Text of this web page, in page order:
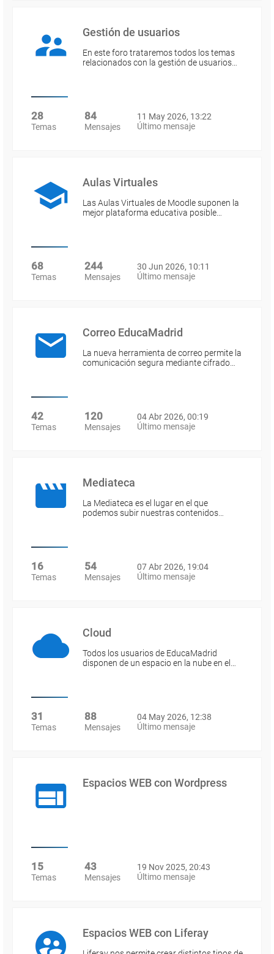
Gestión de usuarios
En este foro trataremos todos los temas
relacionados con la gestión de usuarios…
28
Temas
84
Mensajes
11 May 2026, 13:22
Último mensaje
Aulas Virtuales
Las Aulas Virtuales de Moodle suponen la
mejor plataforma educativa posible…
68
Temas
244
Mensajes
30 Jun 2026, 10:11
Último mensaje
Correo EducaMadrid
La nueva herramienta de correo permite la
comunicación segura mediante cifrado…
42
Temas
120
Mensajes
04 Abr 2026, 00:19
Último mensaje
Mediateca
La Mediateca es el lugar en el que
podemos subir nuestras contenidos…
16
Temas
54
Mensajes
07 Abr 2026, 19:04
Último mensaje
Cloud
Todos los usuarios de EducaMadrid
disponen de un espacio en la nube en el…
31
Temas
88
Mensajes
04 May 2026, 12:38
Último mensaje
Espacios WEB con Wordpress
15
Temas
43
Mensajes
19 Nov 2025, 20:43
Último mensaje
Espacios WEB con Liferay